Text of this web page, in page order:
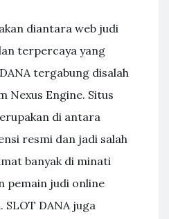
diantara web judi
terpercaya yang
tergabung disalah
Nexus Engine. Situs
di antara
resmi dan jadi salah
banyak di minati
pemain judi online
DANA juga